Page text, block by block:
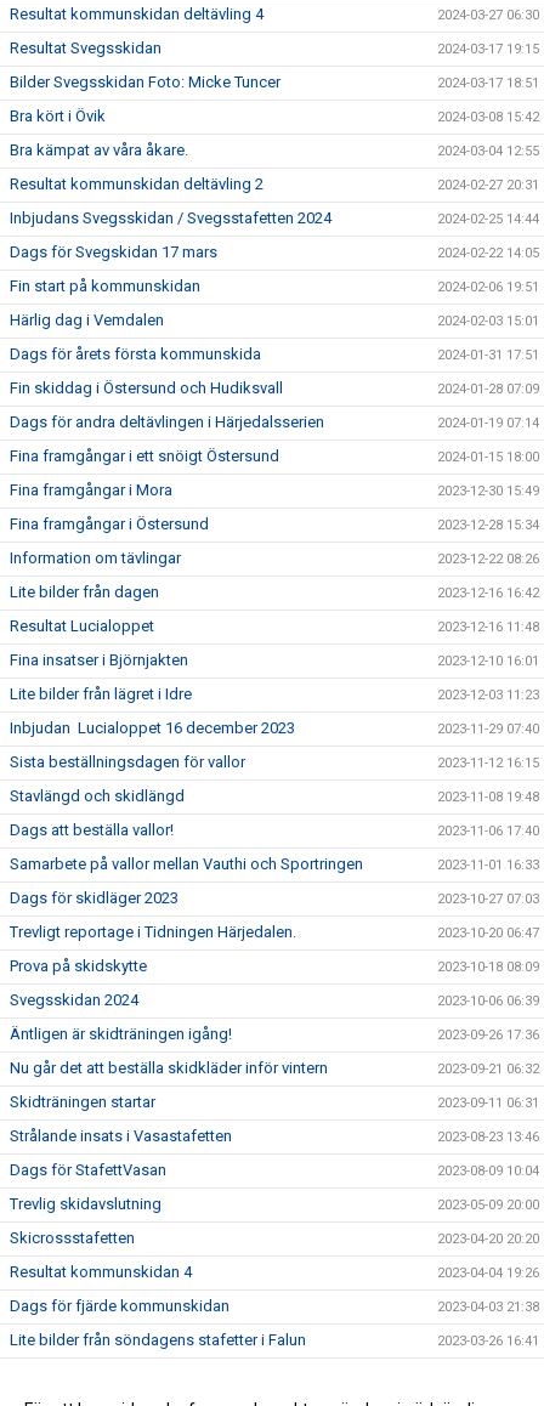
Resultat kommunskidan deltävling 4 2024-03-27 06:30
Resultat Svegsskidan 2024-03-17 19:15
Bilder Svegsskidan Foto: Micke Tuncer 2024-03-17 18:51
Bra kört i Övik 2024-03-08 15:42
Bra kämpat av våra åkare. 2024-03-04 12:55
Resultat kommunskidan deltävling 2 2024-02-27 20:31
Inbjudans Svegsskidan / Svegsstafetten 2024 2024-02-25 14:44
Dags för Svegskidan 17 mars 2024-02-22 14:05
Fin start på kommunskidan 2024-02-06 19:51
Härlig dag i Vemdalen 2024-02-03 15:01
Dags för årets första kommunskida 2024-01-31 17:51
Fin skiddag i Östersund och Hudiksvall 2024-01-28 07:09
Dags för andra deltävlingen i Härjedalsserien 2024-01-19 07:14
Fina framgångar i ett snöigt Östersund 2024-01-15 18:00
Fina framgångar i Mora 2023-12-30 15:49
Fina framgångar i Östersund 2023-12-28 15:34
Information om tävlingar 2023-12-22 08:26
Lite bilder från dagen 2023-12-16 16:42
Resultat Lucialoppet 2023-12-16 11:48
Fina insatser i Björnjakten 2023-12-10 16:01
Lite bilder från lägret i Idre 2023-12-03 11:23
Inbjudan Lucialoppet 16 december 2023 2023-11-29 07:40
Sista beställningsdagen för vallor 2023-11-12 16:15
Stavlängd och skidlängd 2023-11-08 19:48
Dags att beställa vallor! 2023-11-06 17:40
Samarbete på vallor mellan Vauthi och Sportringen 2023-11-01 16:33
Dags för skidläger 2023 2023-10-27 07:03
Trevligt reportage i Tidningen Härjedalen. 2023-10-20 06:47
Prova på skidskytte 2023-10-18 08:09
Svegsskidan 2024 2023-10-06 06:39
Äntligen är skidträningen igång! 2023-09-26 17:36
Nu går det att beställa skidkläder inför vintern 2023-09-21 06:32
Skidträningen startar 2023-09-11 06:31
Strålande insats i Vasastafetten 2023-08-23 13:46
Dags för StafettVasan 2023-08-09 10:04
Trevlig skidavslutning 2023-05-09 20:00
Skicrossstafetten 2023-04-20 20:20
Resultat kommunskidan 4 2023-04-04 19:26
Dags för fjärde kommunskidan 2023-04-03 21:38
Lite bilder från söndagens stafetter i Falun 2023-03-26 16:41